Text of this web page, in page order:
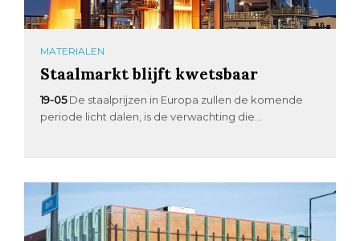
MATERIALEN
Staalmarkt blijft kwetsbaar
19-05 De staalprijzen in Europa zullen de komende
periode licht dalen, is de verwachting die...